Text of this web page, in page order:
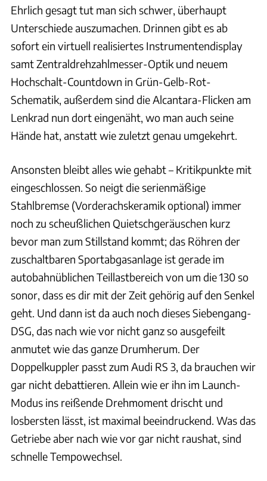
Ehrlich gesagt tut man sich schwer, überhaupt
Unterschiede auszumachen. Drinnen gibt es ab
sofort ein virtuell realisiertes Instrumentendisplay
samt Zentraldrehzahlmesser-Optik und neuem
Hochschalt-Countdown in Grün-Gelb-Rot-
Schematik, außerdem sind die Alcantara-Flicken am
Lenkrad nun dort eingenäht, wo man auch seine
Hände hat, anstatt wie zuletzt genau umgekehrt.
Ansonsten bleibt alles wie gehabt – Kritikpunkte mit
eingeschlossen. So neigt die serienmäßige
Stahlbremse (Vorderachskeramik optional) immer
noch zu scheußlichen Quietschgeräuschen kurz
bevor man zum Stillstand kommt; das Röhren der
zuschaltbaren Sportabgasanlage ist gerade im
autobahnüblichen Teillastbereich von um die 130 so
sonor, dass es dir mit der Zeit gehörig auf den Senkel
geht. Und dann ist da auch noch dieses Siebengang-
DSG, das nach wie vor nicht ganz so ausgefeilt
anmutet wie das ganze Drumherum. Der
Doppelkuppler passt zum Audi RS 3, da brauchen wir
gar nicht debattieren. Allein wie er ihn im Launch-
Modus ins reißende Drehmoment drischt und
losbersten lässt, ist maximal beeindruckend. Was das
Getriebe aber nach wie vor gar nicht raushat, sind
schnelle Tempowechsel.